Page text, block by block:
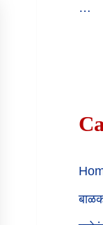
…